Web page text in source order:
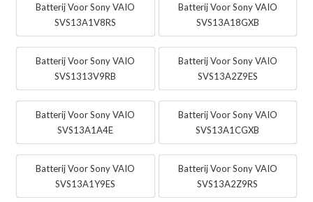
Batterij Voor Sony VAIO
SVS13A1V8RS
Batterij Voor Sony VAIO
SVS13A18GXB
Batterij Voor Sony VAIO
SVS1313V9RB
Batterij Voor Sony VAIO
SVS13A2Z9ES
Batterij Voor Sony VAIO
SVS13A1A4E
Batterij Voor Sony VAIO
SVS13A1CGXB
Batterij Voor Sony VAIO
SVS13A1Y9ES
Batterij Voor Sony VAIO
SVS13A2Z9RS